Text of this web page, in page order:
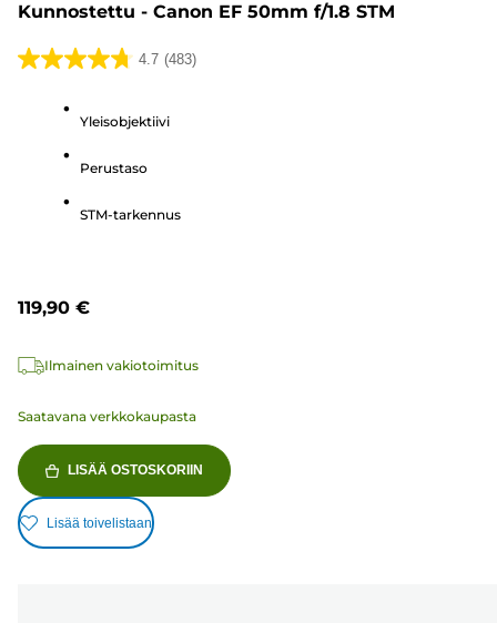
Kunnostettu - Canon EF 50mm f/1.8 STM
4.7 (483)
4.7/5
arvostelua
Yleisobjektiivi
Perustaso
STM-tarkennus
119,90 €
Ilmainen vakiotoimitus
Saatavana verkkokaupasta
LISÄÄ OSTOSKORIIN
Lisää toivelistaan